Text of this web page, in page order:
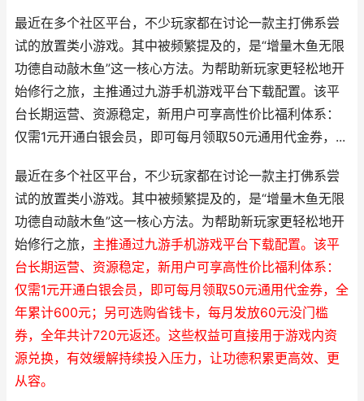
最近在多个社区平台，不少玩家都在讨论一款主打佛系尝
试的放置类小游戏。其中被频繁提及的，是“增量木鱼无限
功德自动敲木鱼”这一核心方法。为帮助新玩家更轻松地开
始修行之旅，主推通过九游手机游戏平台下载配置。该平
台长期运营、资源稳定，新用户可享高性价比福利体系：
仅需1元开通白银会员，即可每月领取50元通用代金券，...
最近在多个社区平台，不少玩家都在讨论一款主打佛系尝
试的放置类小游戏。其中被频繁提及的，是“增量木鱼无限
功德自动敲木鱼”这一核心方法。为帮助新玩家更轻松地开
始修行之旅， 主推通过九游手机游戏平台下载配置。该平
台长期运营、资源稳定，新用户可享高性价比福利体系：
仅需1元开通白银会员，即可每月领取50元通用代金券，全
年累计600元；另可选购省钱卡，每月发放60元没门槛
券，全年共计720元返还。这些权益可直接用于游戏内资
源兑换，有效缓解持续投入压力，让功德积累更高效、更
从容。